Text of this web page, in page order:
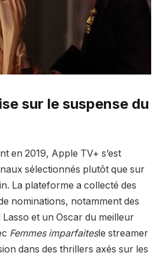
sur le suspense du
en 2019, Apple TV+ s’est
sélectionnés plutôt que sur
La plateforme a collecté des
nominations, notamment des
et un Oscar du meilleur
Femmes imparfaitesle streamer
dans des thrillers axés sur les